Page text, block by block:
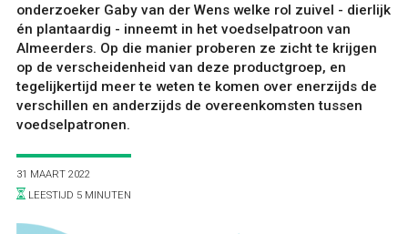
VOOR WIE
ONTDEKKEN
onderzoeker Gaby van der Wens welke rol zuivel - dierlijk
én plantaardig - inneemt in het voedselpatroon van
Almeerders. Op die manier proberen ze zicht te krijgen
op de verscheidenheid van deze productgroep, en
tegelijkertijd meer te weten te komen over enerzijds de
verschillen en anderzijds de overeenkomsten tussen
voedselpatronen.
31 MAART 2022
LEESTIJD 5 MINUTEN